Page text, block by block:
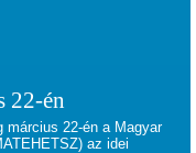
22-én
március 22-én a Magyar
az idei